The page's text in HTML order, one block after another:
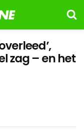
zag – en het